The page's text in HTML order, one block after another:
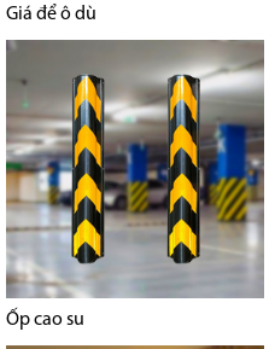
Giá để ô dù
Ốp cao su